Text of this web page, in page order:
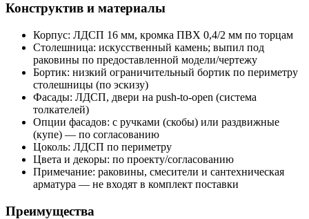
Конструктив и материалы
Корпус: ЛДСП 16 мм, кромка ПВХ 0,4/2 мм по торцам
Столешница: искусственный камень; выпил под
раковины по предоставленной модели/чертежу
Бортик: низкий ограничительный бортик по периметру
столешницы (по эскизу)
Фасады: ЛДСП, двери на push-to-open (система
толкателей)
Опции фасадов: с ручками (скобы) или раздвижные
(купе) — по согласованию
Цоколь: ЛДСП по периметру
Цвета и декоры: по проекту/согласованию
Примечание: раковины, смесители и сантехническая
арматура — не входят в комплект поставки
Преимущества